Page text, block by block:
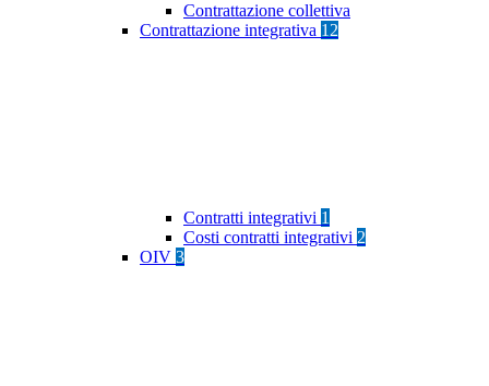
Contrattazione collettiva
Contrattazione integrativa 12
Contratti integrativi 1
Costi contratti integrativi 2
OIV 3